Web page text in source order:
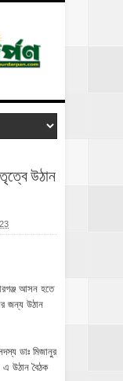
উঠান
আসন হতে
জন্য উঠান
ডাঃ মিজানুর
এ উঠান বৈঠক